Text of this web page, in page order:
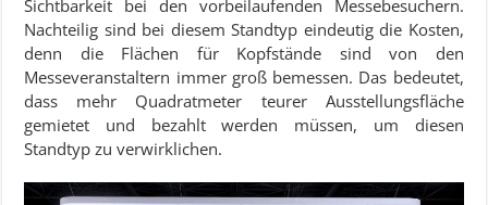
Sichtbarkeit bei den vorbeilaufenden Messebesuchern.
Nachteilig sind bei diesem Standtyp eindeutig die Kosten,
denn die Flächen für Kopfstände sind von den
Messeveranstaltern immer groß bemessen. Das bedeutet,
dass mehr Quadratmeter teurer Ausstellungsfläche
gemietet und bezahlt werden müssen, um diesen
Standtyp zu verwirklichen.